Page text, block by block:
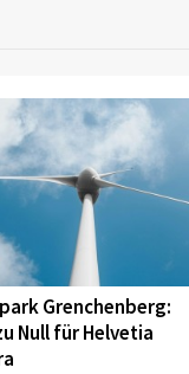
Grenchenberg:
Null für Helvetia